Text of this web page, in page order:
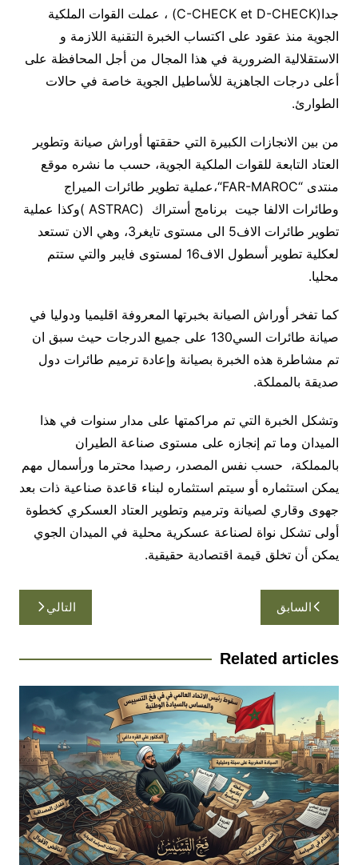
جدا(C-CHECK et D-CHECK) ، عملت القوات الملكية
الجوية منذ عقود على اكتساب الخبرة التقنية اللازمة و
الاستقلالية الضرورية في هذا المجال من أجل المحافظة على
أعلى درجات الجاهزية للأساطيل الجوية خاصة في حالات
الطوارئ.
من بين الانجازات الكبيرة التي حققتها أوراش صيانة وتطوير
العتاد التابعة للقوات الملكية الجوية، حسب ما نشره موقع
منتدى “FAR-MAROC“،عملية تطوير طائرات الميراج
وطائرات الالفا جيت برنامج أستراك ( ASTRAC)وكذا عملية
تطوير طائرات الاف5 الى مستوى تايغر3، وهي الان تستعد
لعكلية تطوير أسطول الاف16 لمستوى فايبر والتي ستتم
محليا.
كما تفخر أوراش الصيانة بخبرتها المعروفة اقليميا ودوليا في
صيانة طائرات السي130 على جميع الدرجات حيث سبق ان
تم مشاطرة هذه الخبرة بصيانة وإعادة ترميم طائرات دول
صديقة بالمملكة.
وتشكل الخبرة التي تم مراكمتها على مدار سنوات في هذا
الميدان وما تم إنجازه على مستوى صناعة الطيران
بالمملكة، حسب نفس المصدر، رصيدا محترما ورأسمال مهم
يمكن استثماره أو سيتم استثماره لبناء قاعدة صناعية ذات بعد
جهوى وقاري لصيانة وترميم وتطوير العتاد العسكري كخطوة
أولى تشكل نواة لصناعة عسكرية محلية في الميدان الجوي
يمكن أن تخلق قيمة اقتصادية حقيقية.
تصفّح
المقالات
السابق التالي
Related articles